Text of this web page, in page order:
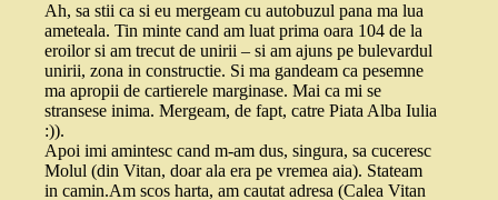
Ah, sa stii ca si eu mergeam cu autobuzul pana ma lua
ameteala. Tin minte cand am luat prima oara 104 de la
eroilor si am trecut de unirii – si am ajuns pe bulevardul
unirii, zona in constructie. Si ma gandeam ca pesemne
ma apropii de cartierele marginase. Mai ca mi se
stransese inima. Mergeam, de fapt, catre Piata Alba Iulia
:)).
Apoi imi amintesc cand m-am dus, singura, sa cuceresc
Molul (din Vitan, doar ala era pe vremea aia). Stateam
in camin.Am scos harta, am cautat adresa (Calea Vitan